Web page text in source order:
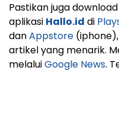
Pastikan juga download
aplikasi Hallo.id di
danAppstore
artikel yang menarik.
melaluiGoogle News.